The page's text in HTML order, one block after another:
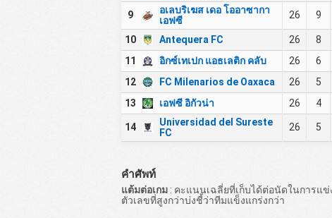
9
อเลบริเฆส เดอ โออาซากา
เอฟซี
26 9
10 Antequera FC 26 8
11
อิกซ์เทเปก แอธเลติก คลับ 26 6
12
FC Milenarios de Oaxaca 26 5
13
เอฟซี อิกัวน่า 26 4
14
Universidad del Sureste
FC
26 5
คำศัพท์
แต้มต่อเกม : คะแนนเฉลี่ยที่เก็บได้ต่อนัดในการแ
ตัวเลขที่สูงกว่าบ่งชี้ว่าทีมแข็งแกร่งกว่า